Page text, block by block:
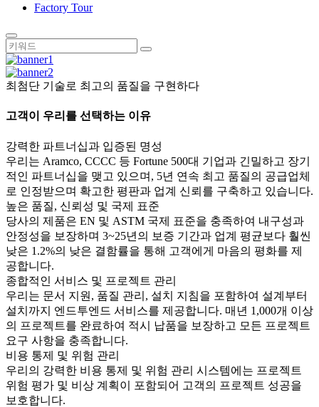
Factory Tour
최첨단 기술로 최고의 품질을 구현하다
고객이 우리를 선택하는 이유
강력한 파트너십과 입증된 명성
우리는 Aramco, CCCC 등 Fortune 500대 기업과 긴밀하고 장기
적인 파트너십을 맺고 있으며, 5년 연속 최고 품질의 공급업체
로 인정받으며 확고한 평판과 업계 신뢰를 구축하고 있습니다.
높은 품질, 신뢰성 및 국제 표준
당사의 제품은 EN 및 ASTM 국제 표준을 충족하여 내구성과
안정성을 보장하며 3~25년의 보증 기간과 업계 평균보다 훨씬
낮은 1.2%의 낮은 결함률을 통해 고객에게 마음의 평화를 제
공합니다.
종합적인 서비스 및 프로젝트 관리
우리는 문서 지원, 품질 관리, 설치 지침을 포함하여 설계부터
설치까지 엔드투엔드 서비스를 제공합니다. 매년 1,000개 이상
의 프로젝트를 완료하여 적시 납품을 보장하고 모든 프로젝트
요구 사항을 충족합니다.
비용 통제 및 위험 관리
우리의 강력한 비용 통제 및 위험 관리 시스템에는 프로젝트
위험 평가 및 비상 계획이 포함되어 고객의 프로젝트 성공을
보호합니다.